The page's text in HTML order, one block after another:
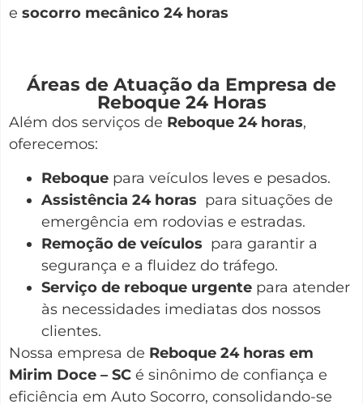
e socorro mecânico 24 horas
Áreas de Atuação da Empresa de
Reboque 24 Horas
Além dos serviços de Reboque 24 horas,
oferecemos:
Reboque para veículos leves e pesados.
Assistência 24 horas para situações de
emergência em rodovias e estradas.
Remoção de veículos para garantir a
segurança e a fluidez do tráfego.
Serviço de reboque urgente para atender
às necessidades imediatas dos nossos
clientes.
Nossa empresa de Reboque 24 horas em
Mirim Doce – SC é sinônimo de confiança e
eficiência em Auto Socorro, consolidando-se